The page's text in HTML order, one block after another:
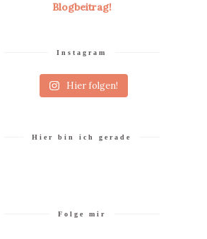
Blogbeitrag!
Instagram
Hier folgen!
Hier bin ich gerade
Folge mir